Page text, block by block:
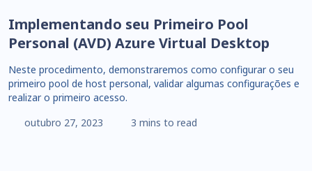
Implementando seu Primeiro Pool
Personal (AVD) Azure Virtual Desktop
Neste procedimento, demonstraremos como configurar o seu
primeiro pool de host personal, validar algumas configurações e
realizar o primeiro acesso.
outubro 27, 2023
3 mins to read